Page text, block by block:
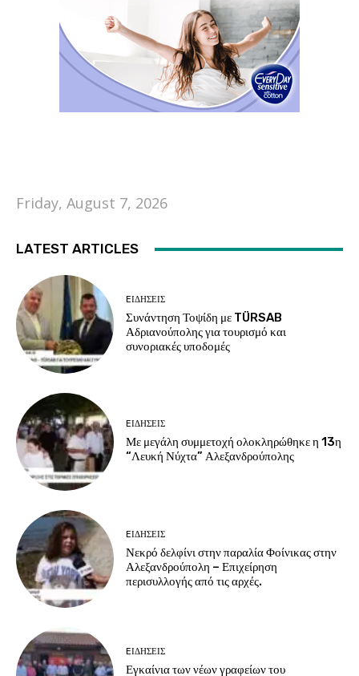
Friday, August 7, 2026
LATEST ARTICLES
EΙΔΗΣΕΙΣ
Συνάντηση Τοψίδη με TÜRSAB
Αδριανούπολης για τουρισμό και
συνοριακές υποδομές
EΙΔΗΣΕΙΣ
Με μεγάλη συμμετοχή ολοκληρώθηκε η 13η
“Λευκή Νύχτα” Αλεξανδρούπολης
EΙΔΗΣΕΙΣ
Νεκρό δελφίνι στην παραλία Φοίνικας στην
Αλεξανδρούπολη – Επιχείρηση
περισυλλογής από τις αρχές.
EΙΔΗΣΕΙΣ
Εγκαίνια των νέων γραφείων του